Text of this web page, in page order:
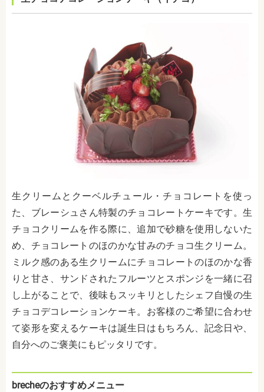
生クリームとクーベルチュール・チョコレートを使っ
た、ブレーシュさん特製のチョコレートケーキです。生
チョコクリームを作る際に、追加で砂糖を使用しないた
め、チョコレートのほのかな甘みのチョコ生クリーム。
ミルク感のある生クリームにチョコレートのほのかな香
りと甘さ、サンドされたフルーツとスポンジを一緒に召
し上がることで、後味もスッキリとしたシェフ自慢の生
チョコデコレーションケーキ。お客様のご希望に合わせ
て姿形を変えるケーキは誕生日はもちろん、記念日や、
自分へのご褒美にもピッタリです。
brecheのおすすめメニュー